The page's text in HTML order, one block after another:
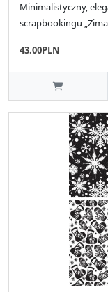
Minimalistyczny,
scrapbookingu
43.00PLN